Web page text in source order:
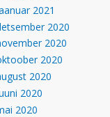
2021
2020
2020
2020
2020
2020
2020